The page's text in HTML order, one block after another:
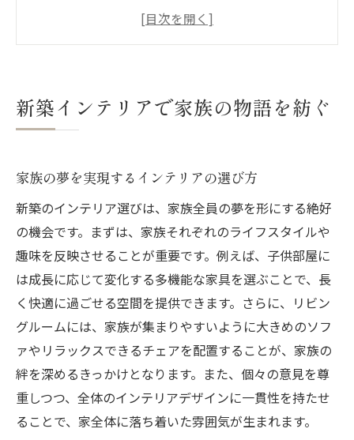
家族の共通の趣味を反映した空間作り
家族の成長を支えるインテリアの工夫
フ
び
家族全員がくつろげるリビングルームの提
案
心地よさを追求した新築インテリアの秘密
インテリアで叶える家族団らんの時間
ストレスフリーな家庭環境を作るデザイン
新築インテリアで心地よい暮らしを実現
家族の個性を映し出す新築インテリアの選び方
家族の個性を尊重したインテリアデザイン
新築インテリアで家族の物語を紡ぐ
家族の夢を実現するインテリアの選び方
新築のインテリア選びは、家族全員の夢を形にする絶好
の機会です。まずは、家族それぞれのライフスタイルや
趣味を反映させることが重要です。例えば、子供部屋に
は成長に応じて変化する多機能な家具を選ぶことで、長
く快適に過ごせる空間を提供できます。さらに、リビン
グルームには、家族が集まりやすいように大きめのソフ
ァやリラックスできるチェアを配置することが、家族の
絆を深めるきっかけとなります。また、個々の意見を尊
重しつつ、全体のインテリアデザインに一貫性を持たせ
ることで、家全体に落ち着いた雰囲気が生まれます。